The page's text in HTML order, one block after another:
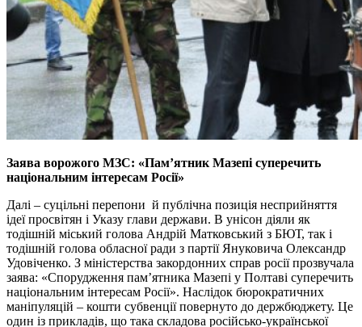
Заява ворожого МЗС: «Пам’ятник Мазепі суперечить
національним інтересам Росії»
Далі – суцільні перепони й публічна позиція несприйняття
ідеї просвітян і Указу глави держави. В унісон діяли як
тодішній міський голова Андрій Матковський з БЮТ, так і
тодішній голова обласної ради з партії Януковича Олександр
Удовіченко. З міністерства закордонних справ росії прозвучала
заява: «Спорудження пам’ятника Мазепі у Полтаві суперечить
національним інтересам Росії». Наслідок бюрократичних
маніпуляцій – кошти субвенції повернуто до держбюджету. Це
один із прикладів, що така складова російсько-української